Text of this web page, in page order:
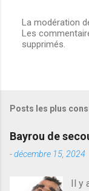
E
n
t
e
r
u
La modération
Les
supprimés.
Posts les plus
Bayrou de
-décembre 15, 2024
Il y